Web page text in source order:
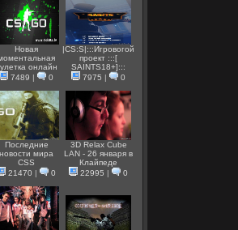
Новая
онлайн
7489 | 0
|CS:S|:::Игровогой
проект :::[
SAINTS18+]:::
7975 | 0
Последние
новости мира
CSS
21470 | 0
3D Relax Cube
LAN - 26 января в
Клайпеде
22995 | 0